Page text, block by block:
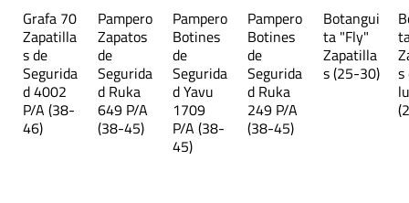
Grafa 70
Zapatilla
s de
Segurida
d 4002
P/A (38-
46)
Pampero
Zapatos
de
Segurida
d Ruka
649 P/A
(38-45)
Pampero
Botines
de
Segurida
d Yavu
1709
P/A (38-
45)
Pampero
Botines
de
Segurida
d Ruka
249 P/A
(38-45)
Botangui
ta "Fly"
Zapatilla
s (25-30)
s